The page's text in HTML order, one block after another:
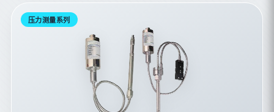
压力测量系列